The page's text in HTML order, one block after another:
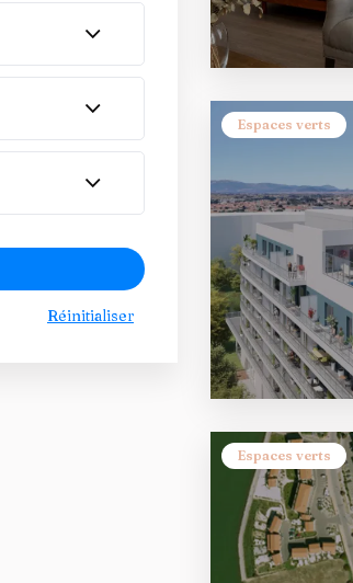
Espaces verts
Espaces verts
Réinitialiser